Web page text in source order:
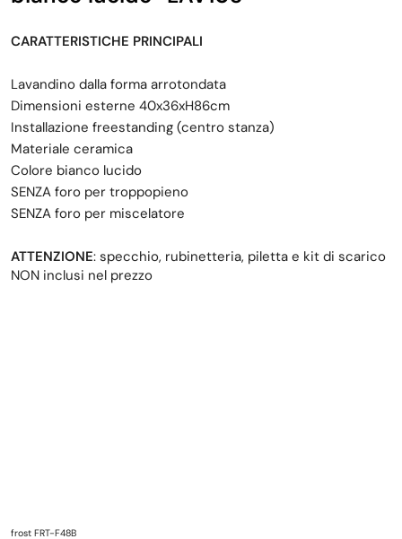
CARATTERISTICHE PRINCIPALI
Lavandino dalla forma arrotondata
Dimensioni esterne 40x36xH86cm
Installazione freestanding (centro stanza)
Materiale ceramica
Colore bianco lucido
SENZA foro per troppopieno
SENZA foro per miscelatore
ATTENZIONE: specchio, rubinetteria, piletta e kit di scarico
NON inclusi nel prezzo
frost FRT-F48B